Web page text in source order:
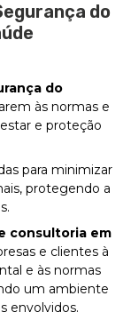
do
do
às normas e
e proteção
para minimizar
protegendo a
consultoria em
e clientes à
e às normas
um ambiente
envolvidos.